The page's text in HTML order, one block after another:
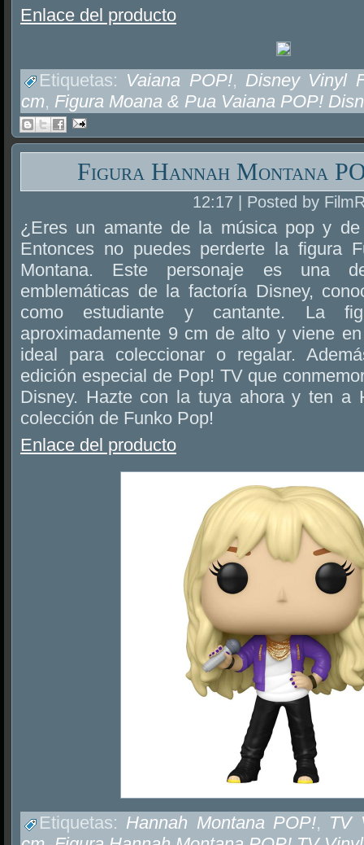
Enlace del producto
Etiquetas: Vaiana POP!, Disney Vinyl
cm, Figura Moana & Pua Vaiana POP!
Figura Hannah Montana
12:17 | Posted by
¿Eres un amante de la música pop y
Entonces no puedes perderte la figura
Montana. Este personaje es una
emblemáticas de la factoría Disney,
como estudiante y cantante. La
aproximadamente 9 cm de alto y viene
ideal para coleccionar o regalar.
edición especial de Pop! TV que
Disney. Hazte con la tuya ahora y ten a
colección de Funko Pop!
Enlace del producto
Etiquetas: Hannah Montana POP!, TV